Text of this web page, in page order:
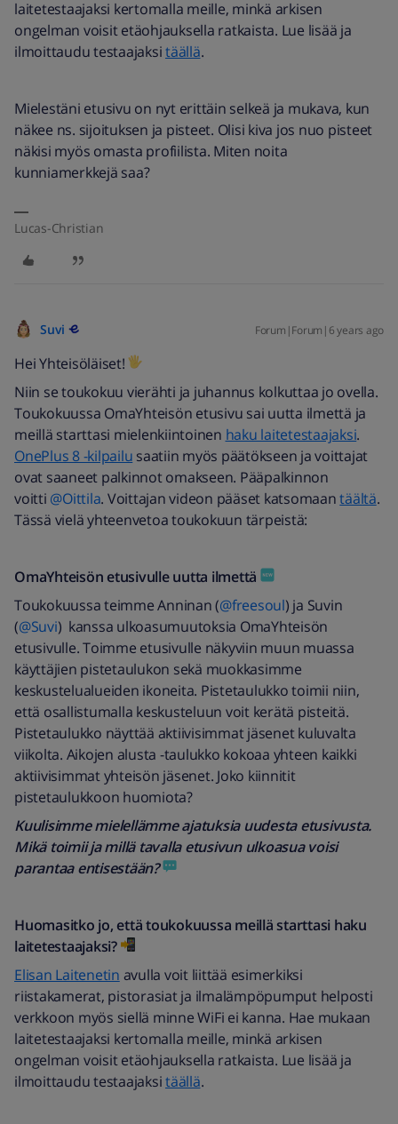
laitetestaajaksi kertomalla meille, minkä arkisen
ongelman voisit etäohjauksella ratkaista. Lue lisää ja
ilmoittaudu testaajaksitäällä.
Mielestäni etusivu on nyt erittäin selkeä ja mukava, kun
näkee ns. sijoituksen ja pisteet. Olisi kiva jos nuo pisteet
näkisi myös omasta profiilista. Miten noita
kunniamerkkejä saa?
Lucas-Christian
Suvi Forum|Forum|6 years ago
Hei Yhteisöläiset!
Niin se toukokuu vierähti ja juhannus kolkuttaa jo ovella.
Toukokuussa OmaYhteisön etusivu sai uutta ilmettä ja
meillä starttasi mielenkiintoinen haku laitetestaajaksi.
OnePlus 8 -kilpailu saatiin myös päätökseen ja voittajat
ovat saaneet palkinnot omakseen. Pääpalkinnon
voitti @Oittila. Voittajan videon pääset katsomaantäältä.
Tässä vielä yhteenvetoa toukokuun tärpeistä:
OmaYhteisön etusivulle uutta ilmettä
Toukokuussa teimme Anninan (@freesoul) ja Suvin
(@Suvi) kanssa ulkoasumuutoksia OmaYhteisön
etusivulle. Toimme etusivulle näkyviin muun muassa
käyttäjien pistetaulukon sekä muokkasimme
keskustelualueiden ikoneita. Pistetaulukko toimii niin,
että osallistumalla keskusteluun voit kerätä pisteitä.
Pistetaulukko näyttää aktiivisimmat jäsenet kuluvalta
viikolta. Aikojen alusta -taulukko kokoaa yhteen kaikki
aktiivisimmat yhteisön jäsenet. Joko kiinnitit
pistetaulukkoon huomiota?
Kuulisimme mielellämme ajatuksia uudesta etusivusta.
Mikä toimii ja millä tavalla etusivun ulkoasua voisi
parantaa entisestään?
Huomasitko jo, että toukokuussa meillä starttasi haku
laitetestaajaksi?
Elisan Laitenetin avulla voit liittää esimerkiksi
riistakamerat, pistorasiat ja ilmalämpöpumput helposti
verkkoon myös siellä minne WiFi ei kanna. Hae mukaan
laitetestaajaksi kertomalla meille, minkä arkisen
ongelman voisit etäohjauksella ratkaista. Lue lisää ja
ilmoittaudu testaajaksitäällä.